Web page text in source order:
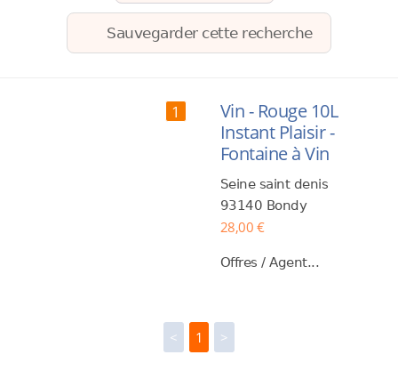
Sauvegarder cette recherche
1
Vin - Rouge 10L
Instant Plaisir -
Fontaine à Vin
Seine saint denis
93140 Bondy
28,00 €
Offres / Agent...
< 1 >